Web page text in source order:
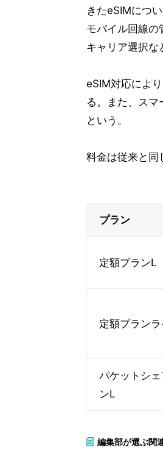
きたeSIMにつ
モバイル回線の
キャリア選択な
eSIM対応によ
る。また、ス
という。
料金は従来と同
プラン
定額プランL
定額プランラ
パケットシェ
ンL
編集部が選ぶ関